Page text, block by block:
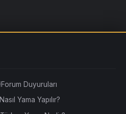
Forum Duyuruları
Nasıl Yama Yapılır?